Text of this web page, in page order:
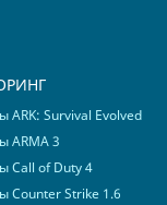
ARK: Survival Evolved
ARMA 3
Call of Duty 4
Counter Strike 1.6